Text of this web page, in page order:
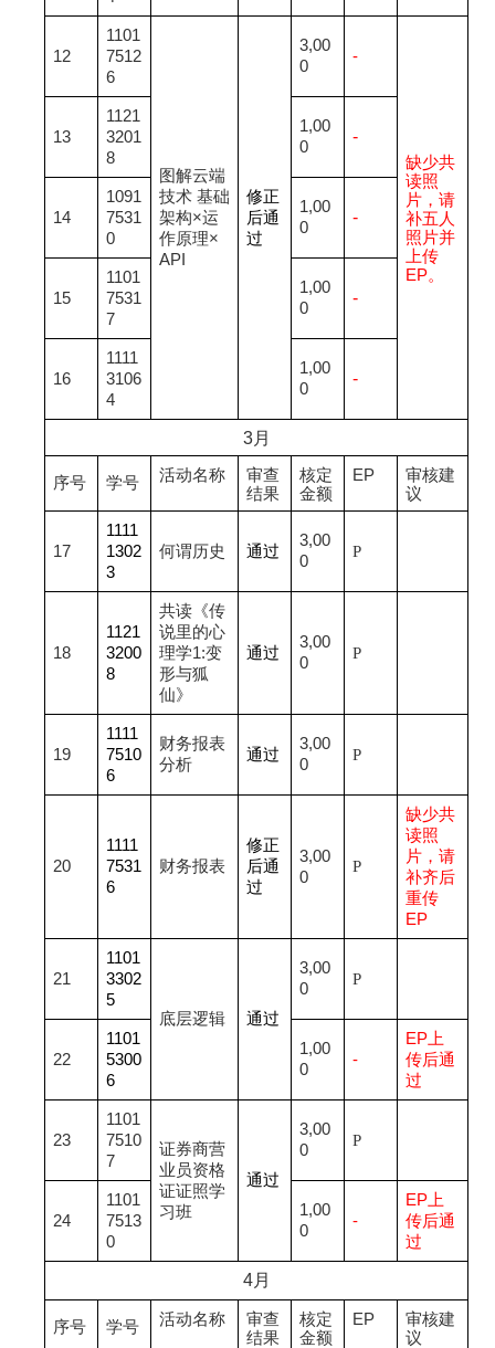
12
1101
7512
6
图解云端
技术 基础
架构×运
作原理×
API
修正
后通
过
3,00
0
-
缺少共
读照
片，请
补五人
照片并
上传
EP。
13
1121
3201
8
1,00
0
-
14
1091
7531
0
1,00
0
-
15
1101
7531
7
1,00
0
-
16
1111
3106
4
1,00
0
-
3月
序号 学号 活动名称
审查
结果
核定
金额
EP
审核建
议
17
1111
1302
3
何谓历史 通过
3,00
0
P
18
1121
3200
8
共读《传
说里的心
理学1:变
形与狐
仙》
通过
3,00
0
P
19
1111
7510
6
财务报表
分析
通过
3,00
0
P
20
1111
7531
6
财务报表
修正
后通
过
3,00
0
P
缺少共
读照
片，请
补齐后
重传
EP
21
1101
3302
5
底层逻辑
通过
3,00
0
P
22
1101
5300
6
1,00
0
-
EP 上
传后通
过
23
1101
7510
7
证券商营
业员资格
证证照学
习班
通过
3,00
0
P
24
1101
7513
0
1,00
0
-
EP 上
传后通
过
4月
序号 学号 活动名称
审查
结果
核定
金额
EP
审核建
议